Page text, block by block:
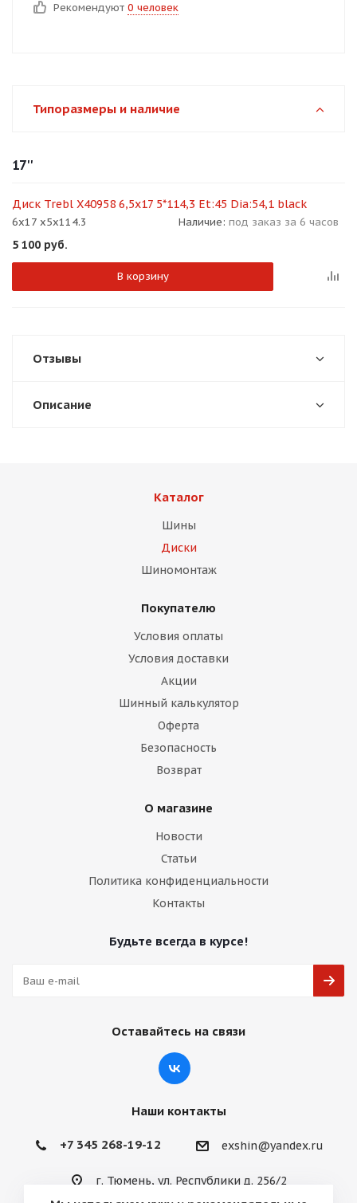
Рекомендуют 0 человек
Типоразмеры и наличие
17''
Диск Trebl X40958 6,5x17 5*114,3 Et:45 Dia:54,1 black
6x17 x5x114.3 Наличие: под заказ за 6 часов
5 100 руб.
В корзину
Отзывы
Описание
Каталог
Шины
Диски
Шиномонтаж
Покупателю
Условия оплаты
Условия доставки
Акции
Шинный калькулятор
Оферта
Безопасность
Возврат
О магазине
Новости
Статьи
Политика конфиденциальности
Контакты
Будьте всегда в курсе!
Оставайтесь на связи
Наши контакты
+7 345 268-19-12 exshin@yandex.ru
г. Тюмень, ул. Республики д. 256/2
Оставшиеся75% будут
недели
раз в 2 недели
Остались вопросы?
plait.ru